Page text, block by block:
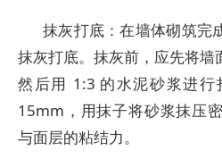
抹灰打底：在墙体砌筑完
抹灰打底。抹灰前，应先将墙
然后用 1:3 的水泥砂浆进
15mm，用抹子将砂浆抹压
与面层的粘结力。